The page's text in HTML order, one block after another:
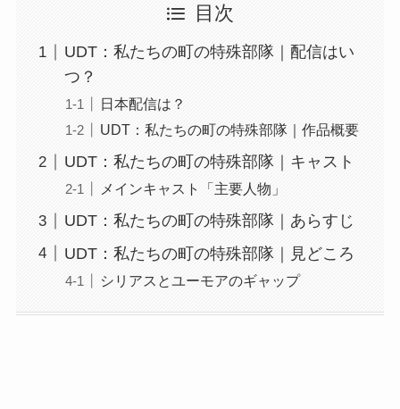
目次
UDT：私たちの町の特殊部隊｜配信はい
つ？
日本配信は？
UDT：私たちの町の特殊部隊｜作品概要
UDT：私たちの町の特殊部隊｜キャスト
メインキャスト「主要人物」
UDT：私たちの町の特殊部隊｜あらすじ
UDT：私たちの町の特殊部隊｜見どころ
シリアスとユーモアのギャップ